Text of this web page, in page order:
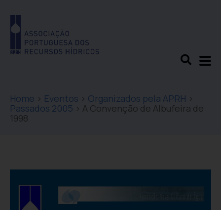
Home > Eventos > Organizados pela APRH >
Passados 2005 > A Convenção de Albufeira de
1998